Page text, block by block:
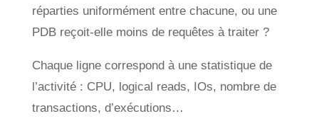
réparties uniformément entre chacune, ou une
PDB reçoit-elle moins de requêtes à traiter ?
Chaque ligne correspond à une statistique de
l’activité : CPU, logical reads, IOs, nombre de
transactions, d’exécutions…